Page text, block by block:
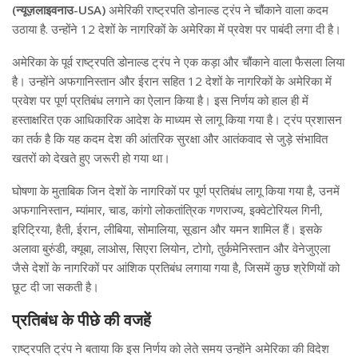
(न्यूज़लाइवनाउ-USA) अमेरिकी राष्ट्रपति डोनाल्ड ट्रंप ने चौंकाने वाला कदम
उठाया है. उन्होंने 12 देशों के नागरिकों के अमेरिका में प्रवेश पर पाबंदी लगा दी है।
अमेरिका के पूर्व राष्ट्रपति डोनाल्ड ट्रंप ने एक कड़ा और चौंकाने वाला फैसला लिया
है। उन्होंने अफगानिस्तान और ईरान सहित 12 देशों के नागरिकों के अमेरिका में
प्रवेश पर पूर्ण प्रतिबंध लगाने का ऐलान किया है। इस निर्णय को हाल ही में
हस्ताक्षरित एक आधिकारिक आदेश के माध्यम से लागू किया गया है। ट्रंप प्रशासन
का तर्क है कि यह कदम देश की आंतरिक सुरक्षा और आतंकवाद से जुड़े संभावित
खतरों को देखते हुए जरूरी हो गया था।
घोषणा के मुताबिक जिन देशों के नागरिकों पर पूर्ण प्रतिबंध लागू किया गया है, उनमें
अफगानिस्तान, म्यांमार, चाड, कांगो लोकतांत्रिक गणराज्य, इक्वेटोरियल गिनी,
इरिट्रिया, हैती, ईरान, लीबिया, सोमालिया, सूडान और यमन शामिल हैं। इसके
अलावा बुरुंडी, क्यूबा, लाओस, सिएरा लियोन, टोगो, तुर्कमेनिस्तान और वेनेजुएला
जैसे देशों के नागरिकों पर आंशिक प्रतिबंध लगाया गया है, जिसमें कुछ श्रेणियों को
छूट दी जा सकती है।
प्रतिबंध के पीछे की वजहें
राष्ट्रपति ट्रंप ने बताया कि इस निर्णय को लेते समय उन्होंने अमेरिका की विदेश